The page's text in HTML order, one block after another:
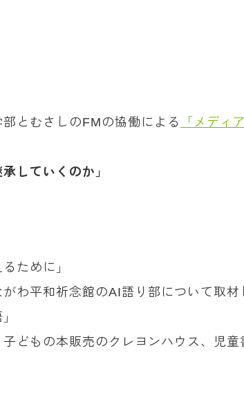
とむさしのFMの協働による 「メディ
していくのか」
ために」
わ平和祈念館のAI語り部について取材
どもの本販売のクレヨンハウス、児